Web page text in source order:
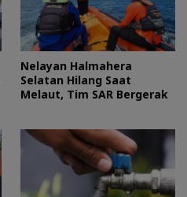
Nelayan Halmahera
Selatan Hilang Saat
Melaut, Tim SAR Bergerak